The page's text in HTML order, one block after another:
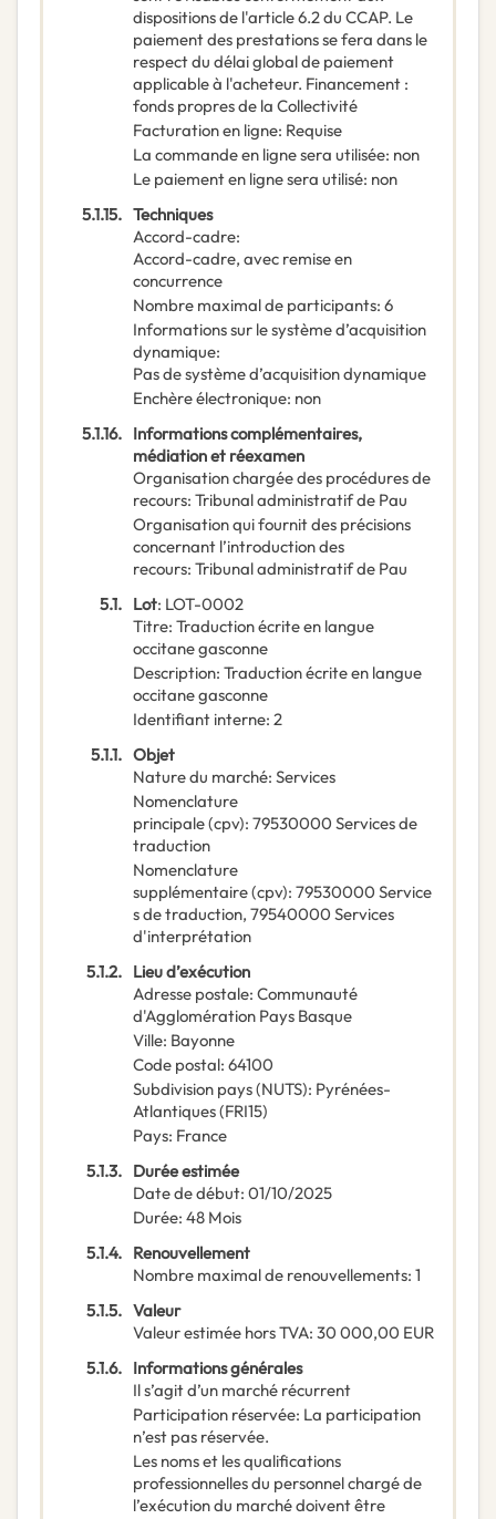
dispositions de l'article 6.2 du CCAP. Le
paiement des prestations se fera dans le
respect du délai global de paiement
applicable à l'acheteur. Financement :
fonds propres de la Collectivité
Facturation en ligne: Requise
La commande en ligne sera utilisée: non
Le paiement en ligne sera utilisé: non
5.1.15. Techniques
Accord-cadre:
Accord-cadre, avec remise en
concurrence
Nombre maximal de participants: 6
Informations sur le système d’acquisition
dynamique:
Pas de système d’acquisition dynamique
Enchère électronique: non
5.1.16. Informations complémentaires,
médiation et réexamen
Organisation chargée des procédures de
recours: Tribunal administratif de Pau
Organisation qui fournit des précisions
concernant l’introduction des
recours: Tribunal administratif de Pau
5.1. Lot: LOT-0002
Titre: Traduction écrite en langue
occitane gasconne
Description: Traduction écrite en langue
occitane gasconne
Identifiant interne: 2
5.1.1. Objet
Nature du marché: Services
Nomenclature
principale(cpv): 79530000 Services de
traduction
Nomenclature
supplémentaire(cpv): 79530000 Service
s de traduction, 79540000 Services
d'interprétation
5.1.2. Lieu d’exécution
Adresse postale: Communauté
d'Agglomération Pays Basque
Ville: Bayonne
Code postal: 64100
Subdivision pays (NUTS): Pyrénées-
Atlantiques(FRI15)
Pays: France
5.1.3. Durée estimée
Date de début: 01/10/2025
Durée: 48 Mois
5.1.4. Renouvellement
Nombre maximal de renouvellements: 1
5.1.5. Valeur
Valeur estimée hors TVA: 30 000,00 EUR
5.1.6. Informations générales
Il s’agit d’un marché récurrent
Participation réservée: La participation
n’est pas réservée.
Les noms et les qualifications
professionnelles du personnel chargé de
l’exécution du marché doivent être